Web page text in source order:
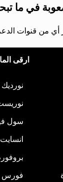
في ما
أي من قنوات
ارقى
سول
انسايت
فورس USA